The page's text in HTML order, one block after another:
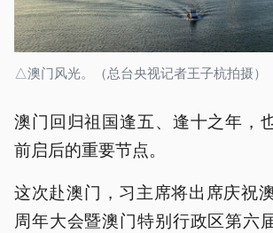
△澳门风光。（总台央视记者王子杭拍摄）
澳门回归祖国逢五、逢十之年，
前启后的重要节点。
这次赴澳门，习主席将出席庆祝
周年大会暨澳门特别行政区第六